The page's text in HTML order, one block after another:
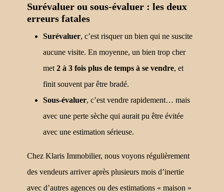
Surévaluer ou sous-évaluer : les deux
erreurs fatales
Surévaluer, c’est risquer un bien qui ne suscite
aucune visite. En moyenne, un bien trop cher
met 2 à 3 fois plus de temps à se vendre, et
finit souvent par être bradé.
Sous-évaluer, c’est vendre rapidement… mais
avec une perte sèche qui aurait pu être évitée
avec une estimation sérieuse.
Chez Klaris Immobilier, nous voyons régulièrement
des vendeurs arriver après plusieurs mois d’inertie
avec d’autres agences ou des estimations « maison »